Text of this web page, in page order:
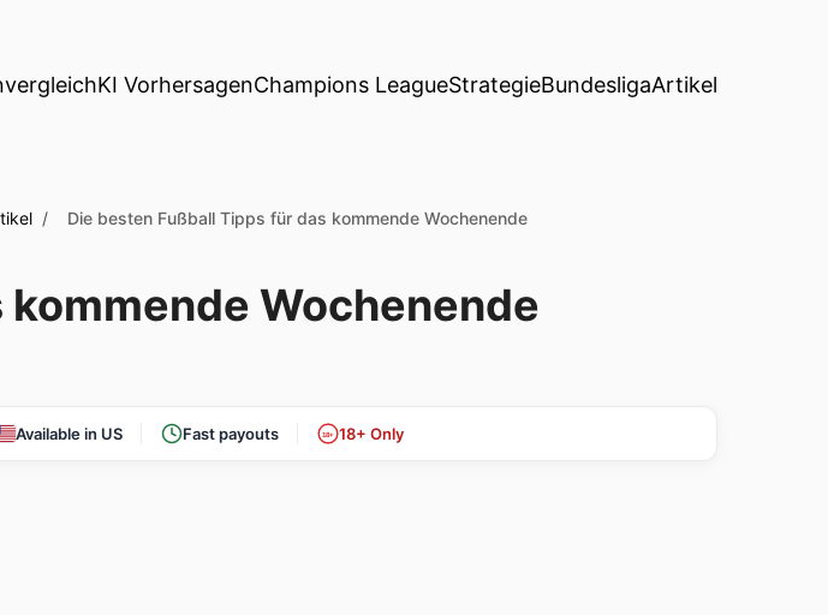
KI VorhersagenChampions LeagueStrategieBundesligaArtikel
/ Die besten Fußball Tipps für das kommende Wochenende
Wochenende
Available in US Fast payouts 18+ 18+ Only